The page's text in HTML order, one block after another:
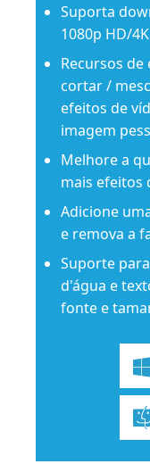
Suporta
1080p HD/
Recursos
cortar /
efeitos de
imagem
Melhore a
mais efeitos
Adicione
e remova a
Suporte
d'água e
fonte e